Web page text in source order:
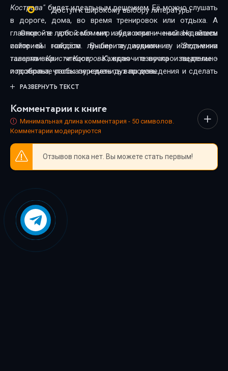
Кострова" будет идеальным решением. Её можно слушать
в дороге, дома, во время тренировок или отдыха. А
главное - в любой момент и без ограничений. На нашем
сайте вы найдёте лучшие аудиокниги в исполнении
талантливых чтецов. Каждая озвучка тщательно
подобрана, чтобы передать дух произведения и сделать
прослушивание максимально комфортным. Новинки и
истории - мы собрали всё, чтобы каждый нашёл книгу по
душе.
Доступ к широкому выбору литературы
Откройте для себя мир аудиокниг - наслаждайтесь
историей голосом. Выберите аудиокнигу"Ведьмина
таверна - Кристи Кострова", включите воспроизведение -
и позвольте рассказу изменить ваш день.
РАЗВЕРНУТЬ ТЕКСТ
Комментарии к книге
Минимальная длина комментария - 50 символов.
Комментарии модерируются
Отзывов пока нет. Вы можете стать первым!